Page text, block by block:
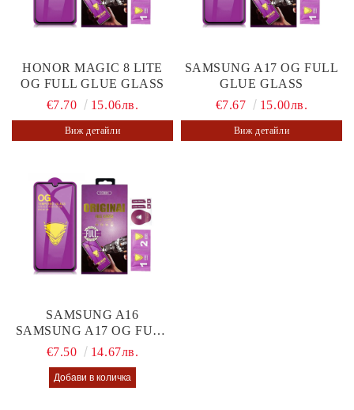
HONOR MAGIC 8 LITE
OG FULL GLUE GLASS
€7.70
15.06лв.
Виж детайли
SAMSUNG A17 OG FULL
GLUE GLASS
€7.67
15.00лв.
Виж детайли
SAMSUNG A16
SAMSUNG A17 OG FULL
GLUE GLASS
€7.50 14.67лв.